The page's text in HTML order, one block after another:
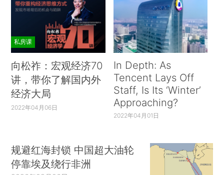
私房课
向松祚：宏观经济70
讲，带你了解国内外
经济大局
2022年04月06日
In Depth: As
Tencent Lays Off
Staff, Is Its ‘Winter’
Approaching?
2022年04月01日
规避红海封锁 中国超大油轮
停靠埃及绕行非洲